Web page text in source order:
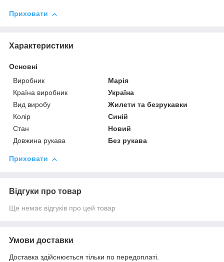
Приховати
Характеристики
Основні
Виробник
Марія
Країна виробник
Україна
Вид виробу
Жилети та безрукавки
Колір
Синій
Стан
Новий
Довжина рукава
Без рукава
Приховати
Відгуки про товар
Ще немає відгуків про цей товар
Умови доставки
Доставка здійснюється тільки по передоплаті.